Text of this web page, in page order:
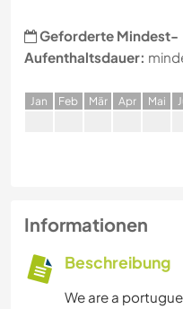
Geforderte Mindest-
Aufenthaltsdauer:
Jan Feb Mär Apr Mai J
Informationen
Beschreibung
We are a